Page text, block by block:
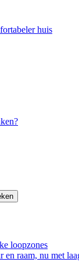
huis
loopzones
raam, nu met